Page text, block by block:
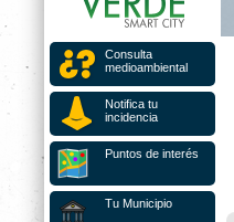
Consulta
medioambiental
Notifica tu
incidencia
Puntos de interés
Tu Municipio